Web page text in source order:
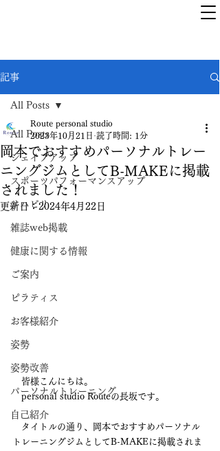
記事
All Posts
シェイプアップ
スポーツパフォーマンスアップ
リハビリ
雑誌web掲載
健康に関する情報
ご案内
ピラティス
お客様紹介
姿勢
姿勢改善
パーソナルトレーニング
自己紹介
All Posts
岡本でおすすめパーソナルトレー
ニングジムとしてB-MAKEに掲載
されました！
Route personal studio
2023年10月21日 読了時間: 1分
更新日：2024年4月22日
皆様こんにちは。
personal studio Routeの長坂です。
タイトルの通り、岡本でおすすめパーソナル
トレーニングジムとしてB-MAKEに掲載されま